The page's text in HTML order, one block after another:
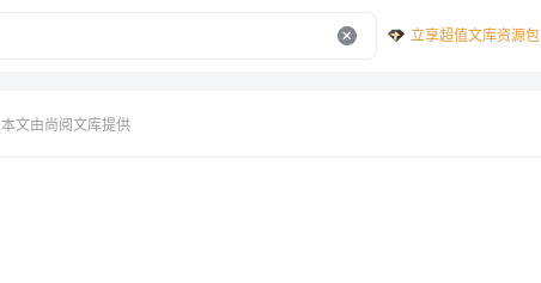
立享超值文库资源包
本文由尚阅文库提供